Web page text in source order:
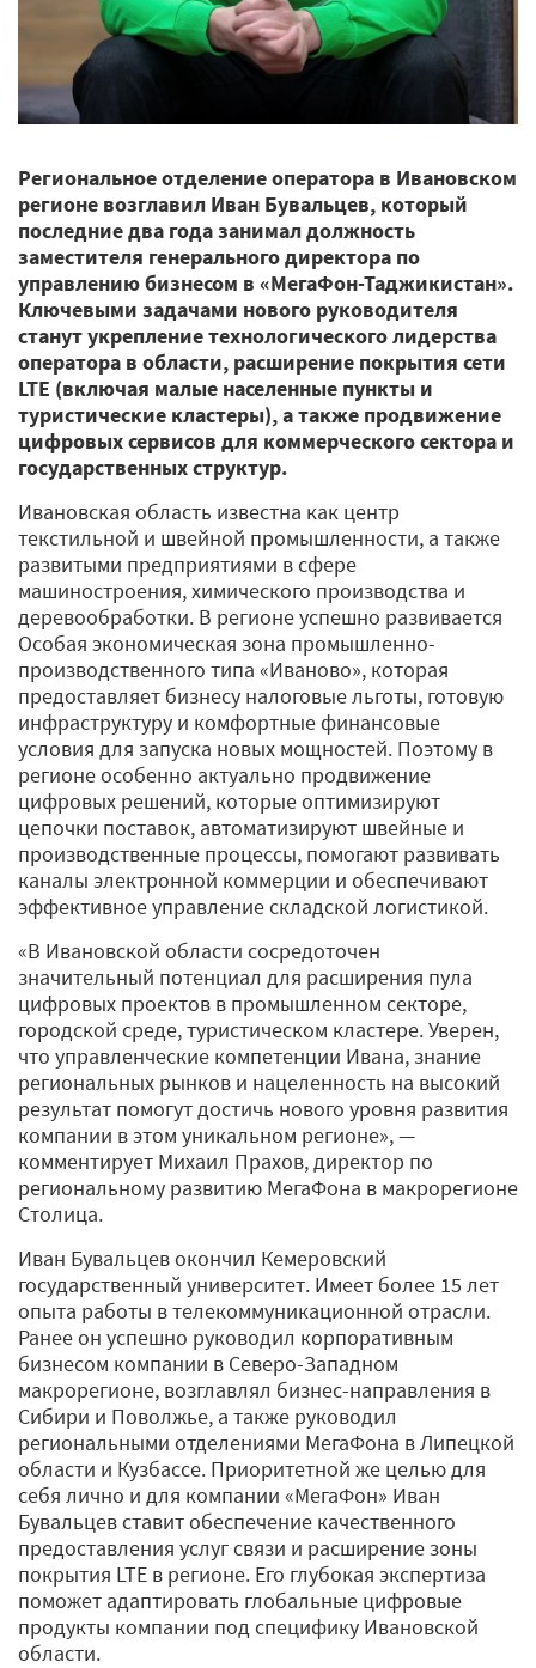
Региональное отделение оператора в Ивановском
регионе возглавил Иван Бувальцев, который
последние два года занимал должность
заместителя генерального директора по
управлению бизнесом в «МегаФон-Таджикистан».
Ключевыми задачами нового руководителя
станут укрепление технологического лидерства
оператора в области, расширение покрытия сети
LTE (включая малые населенные пункты и
туристические кластеры), а также продвижение
цифровых сервисов для коммерческого сектора и
государственных структур.
Ивановская область известна как центр
текстильной и швейной промышленности, а также
развитыми предприятиями в сфере
машиностроения, химического производства и
деревообработки. В регионе успешно развивается
Особая экономическая зона промышленно-
производственного типа «Иваново», которая
предоставляет бизнесу налоговые льготы, готовую
инфраструктуру и комфортные финансовые
условия для запуска новых мощностей. Поэтому в
регионе особенно актуально продвижение
цифровых решений, которые оптимизируют
цепочки поставок, автоматизируют швейные и
производственные процессы, помогают развивать
каналы электронной коммерции и обеспечивают
эффективное управление складской логистикой.
«В Ивановской области сосредоточен
значительный потенциал для расширения пула
цифровых проектов в промышленном секторе,
городской среде, туристическом кластере. Уверен,
что управленческие компетенции Ивана, знание
региональных рынков и нацеленность на высокий
результат помогут достичь нового уровня развития
компании в этом уникальном регионе», —
комментирует Михаил Прахов, директор по
региональному развитию МегаФона в макрорегионе
Столица.
Иван Бувальцев окончил Кемеровский
государственный университет. Имеет более 15 лет
опыта работы в телекоммуникационной отрасли.
Ранее он успешно руководил корпоративным
бизнесом компании в Северо-Западном
макрорегионе, возглавлял бизнес-направления в
Сибири и Поволжье, а также руководил
региональными отделениями МегаФона в Липецкой
области и Кузбассе. Приоритетной же целью для
себя лично и для компании «МегаФон» Иван
Бувальцев ставит обеспечение качественного
предоставления услуг связи и расширение зоны
покрытия LTE в регионе. Его глубокая экспертиза
поможет адаптировать глобальные цифровые
продукты компании под специфику Ивановской
области.